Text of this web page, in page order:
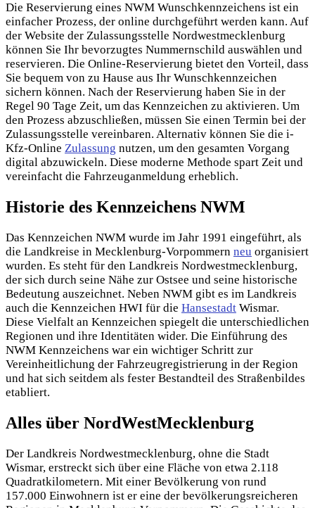
Die Reservierung eines NWM Wunschkennzeichens ist ein
einfacher Prozess, der online durchgeführt werden kann. Auf
der Website der Zulassungsstelle Nordwestmecklenburg
können Sie Ihr bevorzugtes Nummernschild auswählen und
reservieren. Die Online-Reservierung bietet den Vorteil, dass
Sie bequem von zu Hause aus Ihr Wunschkennzeichen
sichern können. Nach der Reservierung haben Sie in der
Regel 90 Tage Zeit, um das Kennzeichen zu aktivieren. Um
den Prozess abzuschließen, müssen Sie einen Termin bei der
Zulassungsstelle vereinbaren. Alternativ können Sie die i-
Kfz-Online Zulassung nutzen, um den gesamten Vorgang
digital abzuwickeln. Diese moderne Methode spart Zeit und
vereinfacht die Fahrzeuganmeldung erheblich.
Historie des Kennzeichens NWM
Das Kennzeichen NWM wurde im Jahr 1991 eingeführt, als
die Landkreise in Mecklenburg-Vorpommern neu organisiert
wurden. Es steht für den Landkreis Nordwestmecklenburg,
der sich durch seine Nähe zur Ostsee und seine historische
Bedeutung auszeichnet. Neben NWM gibt es im Landkreis
auch die Kennzeichen HWI für die Hansestadt Wismar.
Diese Vielfalt an Kennzeichen spiegelt die unterschiedlichen
Regionen und ihre Identitäten wider. Die Einführung des
NWM Kennzeichens war ein wichtiger Schritt zur
Vereinheitlichung der Fahrzeugregistrierung in der Region
und hat sich seitdem als fester Bestandteil des Straßenbildes
etabliert.
Alles über NordWestMecklenburg
Der Landkreis Nordwestmecklenburg, ohne die Stadt
Wismar, erstreckt sich über eine Fläche von etwa 2.118
Quadratkilometern. Mit einer Bevölkerung von rund
157.000 Einwohnern ist er eine der bevölkerungsreicheren